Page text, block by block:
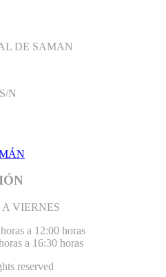
DE SAMAN
N
VIERNES
a 12:00 horas
a 16:30 horas
reserved